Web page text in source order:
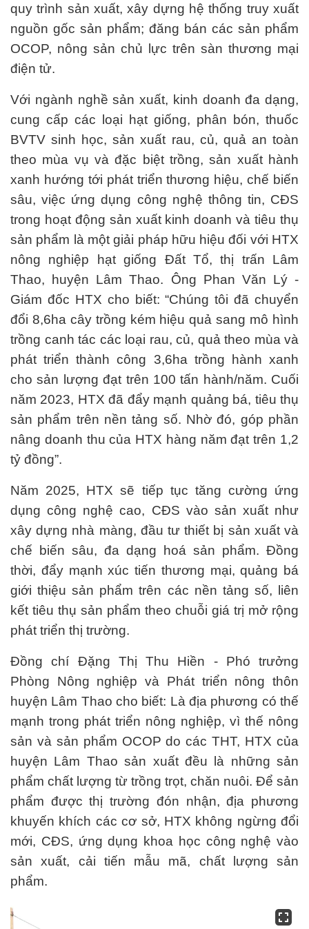
quy trình sản xuất, xây dựng hệ thống truy xuất
nguồn gốc sản phẩm; đăng bán các sản phẩm
OCOP, nông sản chủ lực trên sàn thương mại
điện tử.
Với ngành nghề sản xuất, kinh doanh đa dạng,
cung cấp các loại hạt giống, phân bón, thuốc
BVTV sinh học, sản xuất rau, củ, quả an toàn
theo mùa vụ và đặc biệt trồng, sản xuất hành
xanh hướng tới phát triển thương hiệu, chế biến
sâu, việc ứng dụng công nghệ thông tin, CĐS
trong hoạt động sản xuất kinh doanh và tiêu thụ
sản phẩm là một giải pháp hữu hiệu đối với HTX
nông nghiệp hạt giống Đất Tổ, thị trấn Lâm
Thao, huyện Lâm Thao. Ông Phan Văn Lý -
Giám đốc HTX cho biết: “Chúng tôi đã chuyển
đổi 8,6ha cây trồng kém hiệu quả sang mô hình
trồng canh tác các loại rau, củ, quả theo mùa và
phát triển thành công 3,6ha trồng hành xanh
cho sản lượng đạt trên 100 tấn hành/năm. Cuối
năm 2023, HTX đã đẩy mạnh quảng bá, tiêu thụ
sản phẩm trên nền tảng số. Nhờ đó, góp phần
nâng doanh thu của HTX hàng năm đạt trên 1,2
tỷ đồng”.
Năm 2025, HTX sẽ tiếp tục tăng cường ứng
dụng công nghệ cao, CĐS vào sản xuất như
xây dựng nhà màng, đầu tư thiết bị sản xuất và
chế biến sâu, đa dạng hoá sản phẩm. Đồng
thời, đẩy mạnh xúc tiến thương mại, quảng bá
giới thiệu sản phẩm trên các nền tảng số, liên
kết tiêu thụ sản phẩm theo chuỗi giá trị mở rộng
phát triển thị trường.
Đồng chí Đặng Thị Thu Hiền - Phó trưởng
Phòng Nông nghiệp và Phát triển nông thôn
huyện Lâm Thao cho biết: Là địa phương có thế
mạnh trong phát triển nông nghiệp, vì thế nông
sản và sản phẩm OCOP do các THT, HTX của
huyện Lâm Thao sản xuất đều là những sản
phẩm chất lượng từ trồng trọt, chăn nuôi. Để sản
phẩm được thị trường đón nhận, địa phương
khuyến khích các cơ sở, HTX không ngừng đổi
mới, CĐS, ứng dụng khoa học công nghệ vào
sản xuất, cải tiến mẫu mã, chất lượng sản
phẩm.